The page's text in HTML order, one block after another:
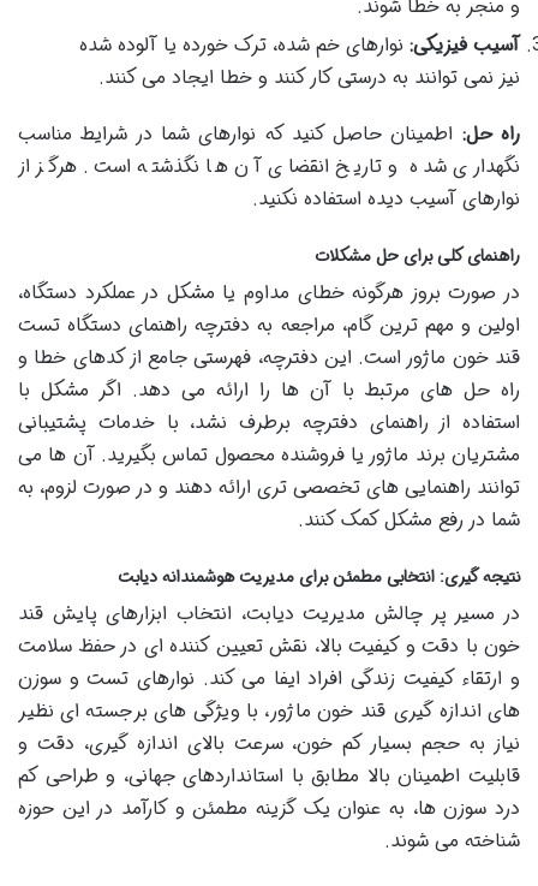
و منجر به خطا شوند.
آسیب فیزیکی: نوارهای خم شده، ترک خورده یا آلوده شده
نیز نمی توانند به درستی کار کنند و خطا ایجاد می کنند.
راه حل: اطمینان حاصل کنید که نوارهای شما در شرایط مناسب
نگهداری شده و تاریخ انقضای آن ها نگذشته است. هرگز از
نوارهای آسیب دیده استفاده نکنید.
راهنمای کلی برای حل مشکلات
در صورت بروز هرگونه خطای مداوم یا مشکل در عملکرد دستگاه،
اولین و مهم ترین گام، مراجعه به دفترچه راهنمای دستگاه تست
قند خون ماژور است. این دفترچه، فهرستی جامع از کدهای خطا و
راه حل های مرتبط با آن ها را ارائه می دهد. اگر مشکل با
استفاده از راهنمای دفترچه برطرف نشد، با خدمات پشتیبانی
مشتریان برند ماژور یا فروشنده محصول تماس بگیرید. آن ها می
توانند راهنمایی های تخصصی تری ارائه دهند و در صورت لزوم، به
شما در رفع مشکل کمک کنند.
نتیجه گیری: انتخابی مطمئن برای مدیریت هوشمندانه دیابت
در مسیر پر چالش مدیریت دیابت، انتخاب ابزارهای پایش قند
خون با دقت و کیفیت بالا، نقش تعیین کننده ای در حفظ سلامت
و ارتقاء کیفیت زندگی افراد ایفا می کند. نوارهای تست و سوزن
های اندازه گیری قند خون ماژور، با ویژگی های برجسته ای نظیر
نیاز به حجم بسیار کم خون، سرعت بالای اندازه گیری، دقت و
قابلیت اطمینان بالا مطابق با استانداردهای جهانی، و طراحی کم
درد سوزن ها، به عنوان یک گزینه مطمئن و کارآمد در این حوزه
شناخته می شوند.